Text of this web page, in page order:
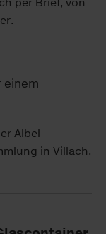
Albel
in Villach.